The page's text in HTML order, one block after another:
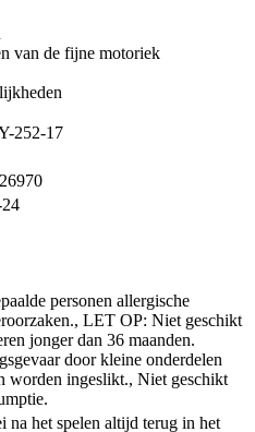
van de fijne motoriek
252-17
personen allergische
LET OP: Niet geschikt
jonger dan 36 maanden.
door kleine onderdelen
worden ingeslikt., Niet geschikt
na het spelen altijd terug in het